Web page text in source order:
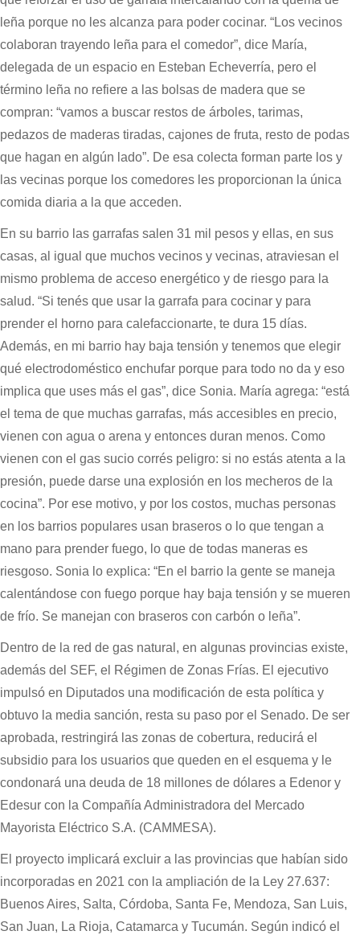
leña porque no les alcanza para poder cocinar. “Los vecinos
colaboran trayendo leña para el comedor”, dice María,
delegada de un espacio en Esteban Echeverría, pero el
término leña no refiere a las bolsas de madera que se
compran: “vamos a buscar restos de árboles, tarimas,
pedazos de maderas tiradas, cajones de fruta, resto de podas
que hagan en algún lado”. De esa colecta forman parte los y
las vecinas porque los comedores les proporcionan la única
comida diaria a la que acceden.
En su barrio las garrafas salen 31 mil pesos y ellas, en sus
casas, al igual que muchos vecinos y vecinas, atraviesan el
mismo problema de acceso energético y de riesgo para la
salud. “Si tenés que usar la garrafa para cocinar y para
prender el horno para calefaccionarte, te dura 15 días.
Además, en mi barrio hay baja tensión y tenemos que elegir
qué electrodoméstico enchufar porque para todo no da y eso
implica que uses más el gas”, dice Sonia. María agrega: “está
el tema de que muchas garrafas, más accesibles en precio,
vienen con agua o arena y entonces duran menos. Como
vienen con el gas sucio corrés peligro: si no estás atenta a la
presión, puede darse una explosión en los mecheros de la
cocina”. Por ese motivo, y por los costos, muchas personas
en los barrios populares usan braseros o lo que tengan a
mano para prender fuego, lo que de todas maneras es
riesgoso. Sonia lo explica: “En el barrio la gente se maneja
calentándose con fuego porque hay baja tensión y se mueren
de frío. Se manejan con braseros con carbón o leña”.
Dentro de la red de gas natural, en algunas provincias existe,
además del SEF, el Régimen de Zonas Frías. El ejecutivo
impulsó en Diputados una modificación de esta política y
obtuvo la media sanción, resta su paso por el Senado. De ser
aprobada, restringirá las zonas de cobertura, reducirá el
subsidio para los usuarios que queden en el esquema y le
condonará una deuda de 18 millones de dólares a Edenor y
Edesur con la Compañía Administradora del Mercado
Mayorista Eléctrico S.A. (CAMMESA).
El proyecto implicará excluir a las provincias que habían sido
incorporadas en 2021 con la ampliación de la Ley 27.637:
Buenos Aires, Salta, Córdoba, Santa Fe, Mendoza, San Luis,
San Juan, La Rioja, Catamarca y Tucumán. Según indicó el